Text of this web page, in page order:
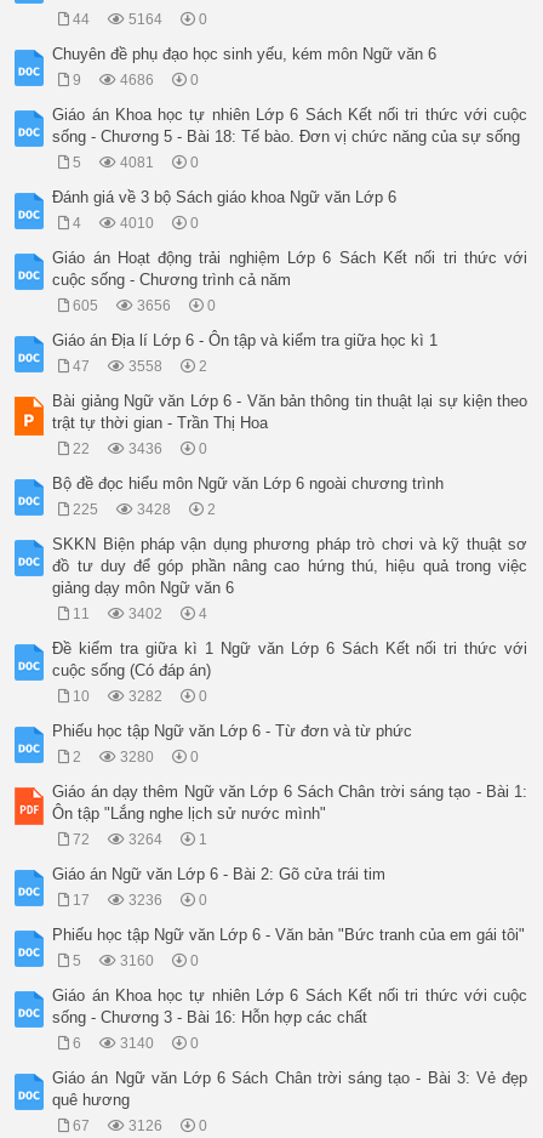
44 5164 0
Chuyên đề phụ đạo học sinh yếu, kém môn Ngữ văn 6
9 4686 0
Giáo án Khoa học tự nhiên Lớp 6 Sách Kết nối tri thức với cuộc
sống - Chương 5 - Bài 18: Tế bào. Đơn vị chức năng của sự sống
5 4081 0
Đánh giá về 3 bộ Sách giáo khoa Ngữ văn Lớp 6
4 4010 0
Giáo án Hoạt động trải nghiệm Lớp 6 Sách Kết nối tri thức với
cuộc sống - Chương trình cả năm
605 3656 0
Giáo án Địa lí Lớp 6 - Ôn tập và kiểm tra giữa học kì 1
47 3558 2
Bài giảng Ngữ văn Lớp 6 - Văn bản thông tin thuật lại sự kiện theo
trật tự thời gian - Trần Thị Hoa
22 3436 0
Bộ đề đọc hiểu môn Ngữ văn Lớp 6 ngoài chương trình
225 3428 2
SKKN Biện pháp vận dụng phương pháp trò chơi và kỹ thuật sơ
đồ tư duy để góp phần nâng cao hứng thú, hiệu quả trong việc
giảng dạy môn Ngữ văn 6
11 3402 4
Đề kiểm tra giữa kì 1 Ngữ văn Lớp 6 Sách Kết nối tri thức với
cuộc sống (Có đáp án)
10 3282 0
Phiếu học tập Ngữ văn Lớp 6 - Từ đơn và từ phức
2 3280 0
Giáo án dạy thêm Ngữ văn Lớp 6 Sách Chân trời sáng tạo - Bài 1:
Ôn tập "Lắng nghe lịch sử nước mình"
72 3264 1
Giáo án Ngữ văn Lớp 6 - Bài 2: Gõ cửa trái tim
17 3236 0
Phiếu học tập Ngữ văn Lớp 6 - Văn bản "Bức tranh của em gái tôi"
5 3160 0
Giáo án Khoa học tự nhiên Lớp 6 Sách Kết nối tri thức với cuộc
sống - Chương 3 - Bài 16: Hỗn hợp các chất
6 3140 0
Giáo án Ngữ văn Lớp 6 Sách Chân trời sáng tạo - Bài 3: Vẻ đẹp
quê hương
67 3126 0